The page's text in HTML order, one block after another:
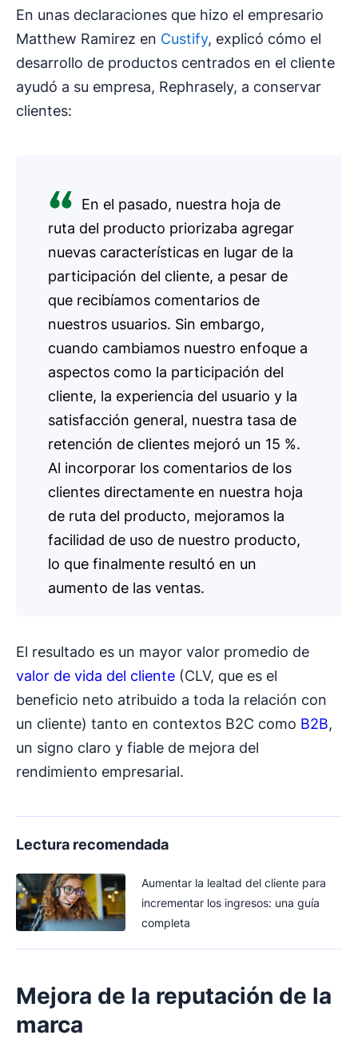
En unas declaraciones que hizo el empresario
Matthew Ramirez en Custify, explicó cómo el
desarrollo de productos centrados en el cliente
ayudó a su empresa, Rephrasely, a conservar
clientes:
En el pasado, nuestra hoja de
ruta del producto priorizaba agregar
nuevas características en lugar de la
participación del cliente, a pesar de
que recibíamos comentarios de
nuestros usuarios. Sin embargo,
cuando cambiamos nuestro enfoque a
aspectos como la participación del
cliente, la experiencia del usuario y la
satisfacción general, nuestra tasa de
retención de clientes mejoró un 15 %.
Al incorporar los comentarios de los
clientes directamente en nuestra hoja
de ruta del producto, mejoramos la
facilidad de uso de nuestro producto,
lo que finalmente resultó en un
aumento de las ventas.
El resultado es un mayor valor promedio de
valor de vida del cliente (CLV, que es el
beneficio neto atribuido a toda la relación con
un cliente) tanto en contextos B2C como B2B,
un signo claro y fiable de mejora del
rendimiento empresarial.
Lectura recomendada
Aumentar la lealtad del cliente para
incrementar los ingresos: una guía
completa
Mejora de la reputación de la
marca